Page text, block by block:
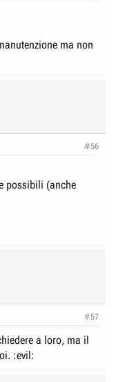
ma non
#56
possibili (anche
#57
a loro, ma il
:evil: